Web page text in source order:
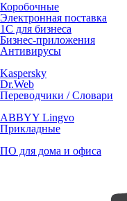
Коробочные
Электронная поставка
1С для бизнеса
Бизнес-приложения
Антивирусы
Kaspersky
Dr.Web
Переводчики / Словари
ABBYY Lingvo
Прикладные
ПО для дома и офиса